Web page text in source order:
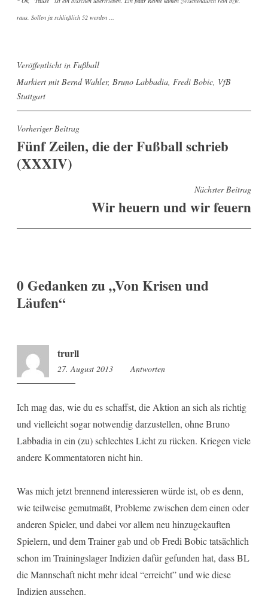
raus. Sollen ja schließlich 52 werden …
Veröffentlicht in Fußball
Markiert mit Bernd Wahler, Bruno Labbadia, Fredi Bobic, VfB
Stuttgart
Beitragsnavigation
Vorheriger Beitrag
Fünf Zeilen, die der Fußball schrieb
(XXXIV)
Nächster Beitrag
Wir heuern und wir feuern
0 Gedanken zu „Von Krisen und
Läufen“
trurll
27. August 2013 8:50
Antworten
Ich mag das, wie du es schaffst, die Aktion an sich als richtig
und vielleicht sogar notwendig darzustellen, ohne Bruno
Labbadia in ein (zu) schlechtes Licht zu rücken. Kriegen viele
andere Kommentatoren nicht hin.
Was mich jetzt brennend interessieren würde ist, ob es denn,
wie teilweise gemutmaßt, Probleme zwischen dem einen oder
anderen Spieler, und dabei vor allem neu hinzugekauften
Spielern, und dem Trainer gab und ob Fredi Bobic tatsächlich
schon im Trainingslager Indizien dafür gefunden hat, dass BL
die Mannschaft nicht mehr ideal “erreicht” und wie diese
Indizien aussehen.